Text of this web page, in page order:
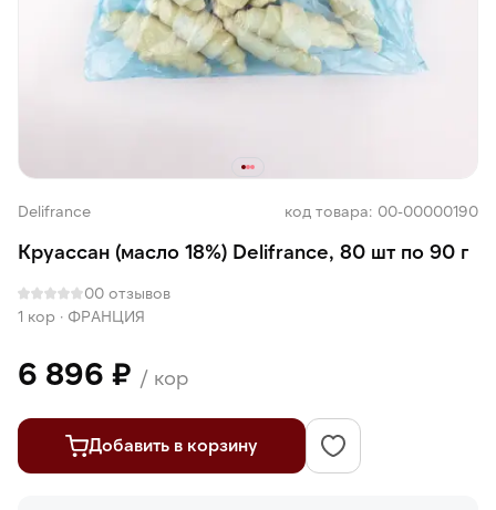
Delifrance код товара: 00-00000190
Круассан (масло 18%) Delifrance, 80 шт по 90 г
00 отзывов
1 кор · ФРАНЦИЯ
6 896 ₽ / кор
Добавить в корзину